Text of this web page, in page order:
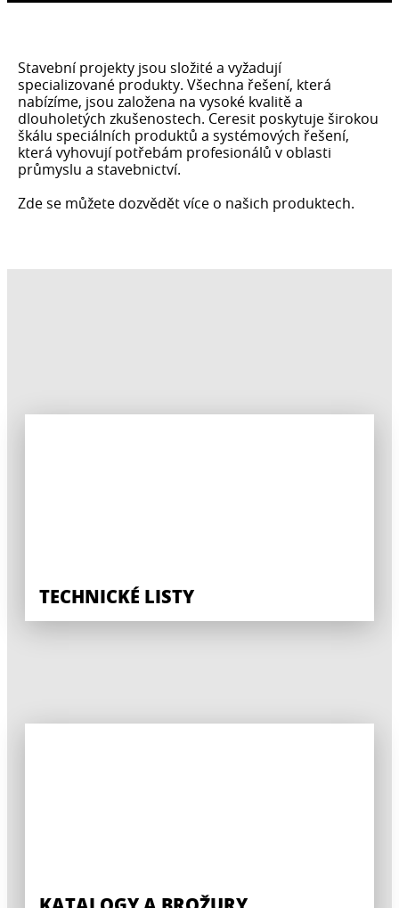
Stavební projekty jsou složité a vyžadují
specializované produkty. Všechna řešení, která
nabízíme, jsou založena na vysoké kvalitě a
dlouholetých zkušenostech. Ceresit poskytuje širokou
škálu speciálních produktů a systémových řešení,
která vyhovují potřebám profesionálů v oblasti
průmyslu a stavebnictví.
Zde se můžete dozvědět více o našich produktech.
TECHNICKÉ LISTY